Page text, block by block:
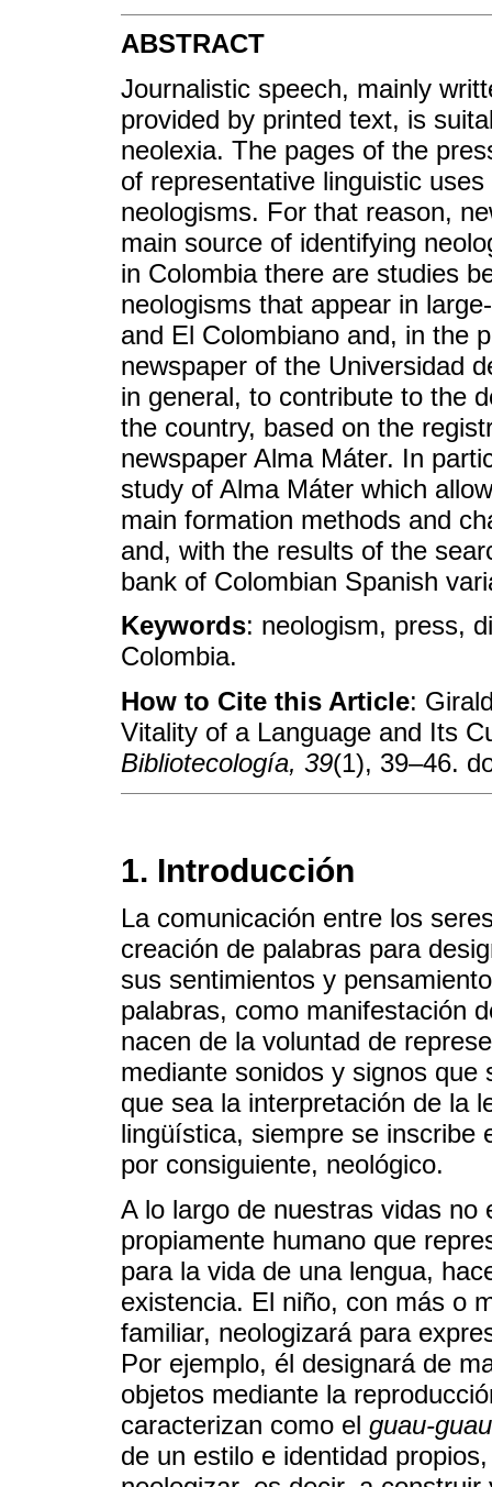
ABSTRACT
Journalistic speech, mainly
provided by printed text, is
neolexia. The pages of the
of representative linguistic
neologisms. For that reason,
main source of identifying
in Colombia there are studies
neologisms that appear in
and El Colombiano and, in the
newspaper of the Universidad
in general, to contribute to the
the country, based on the
newspaper Alma Máter. In
study of Alma Máter which
main formation methods and
and, with the results of the
bank of Colombian Spanish
Keywords: neologism, press,
Colombia.
How to Cite this Article:
Vitality of a Language and Its
Bibliotecología, 39(1), 39–46.
1. Introducción
La comunicación entre los
creación de palabras para
sus sentimientos y
palabras, como manifestación
nacen de la voluntad de
mediante sonidos y signos
que sea la interpretación de la
lingüística, siempre se inscribe
por consiguiente, neológico.
A lo largo de nuestras vidas
propiamente humano que
para la vida de una lengua,
existencia. El niño, con más o
familiar, neologizará para
Por ejemplo, él designará de
objetos mediante la
caracterizan como el guau-guau
de un estilo e identidad